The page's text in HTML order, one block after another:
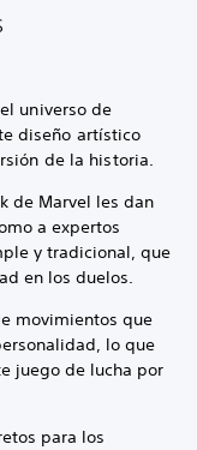
universo de
diseño artístico
de la historia.
de Marvel les dan
a expertos
y tradicional, que
en los duelos.
movimientos que
lo que
juego de lucha por
para los